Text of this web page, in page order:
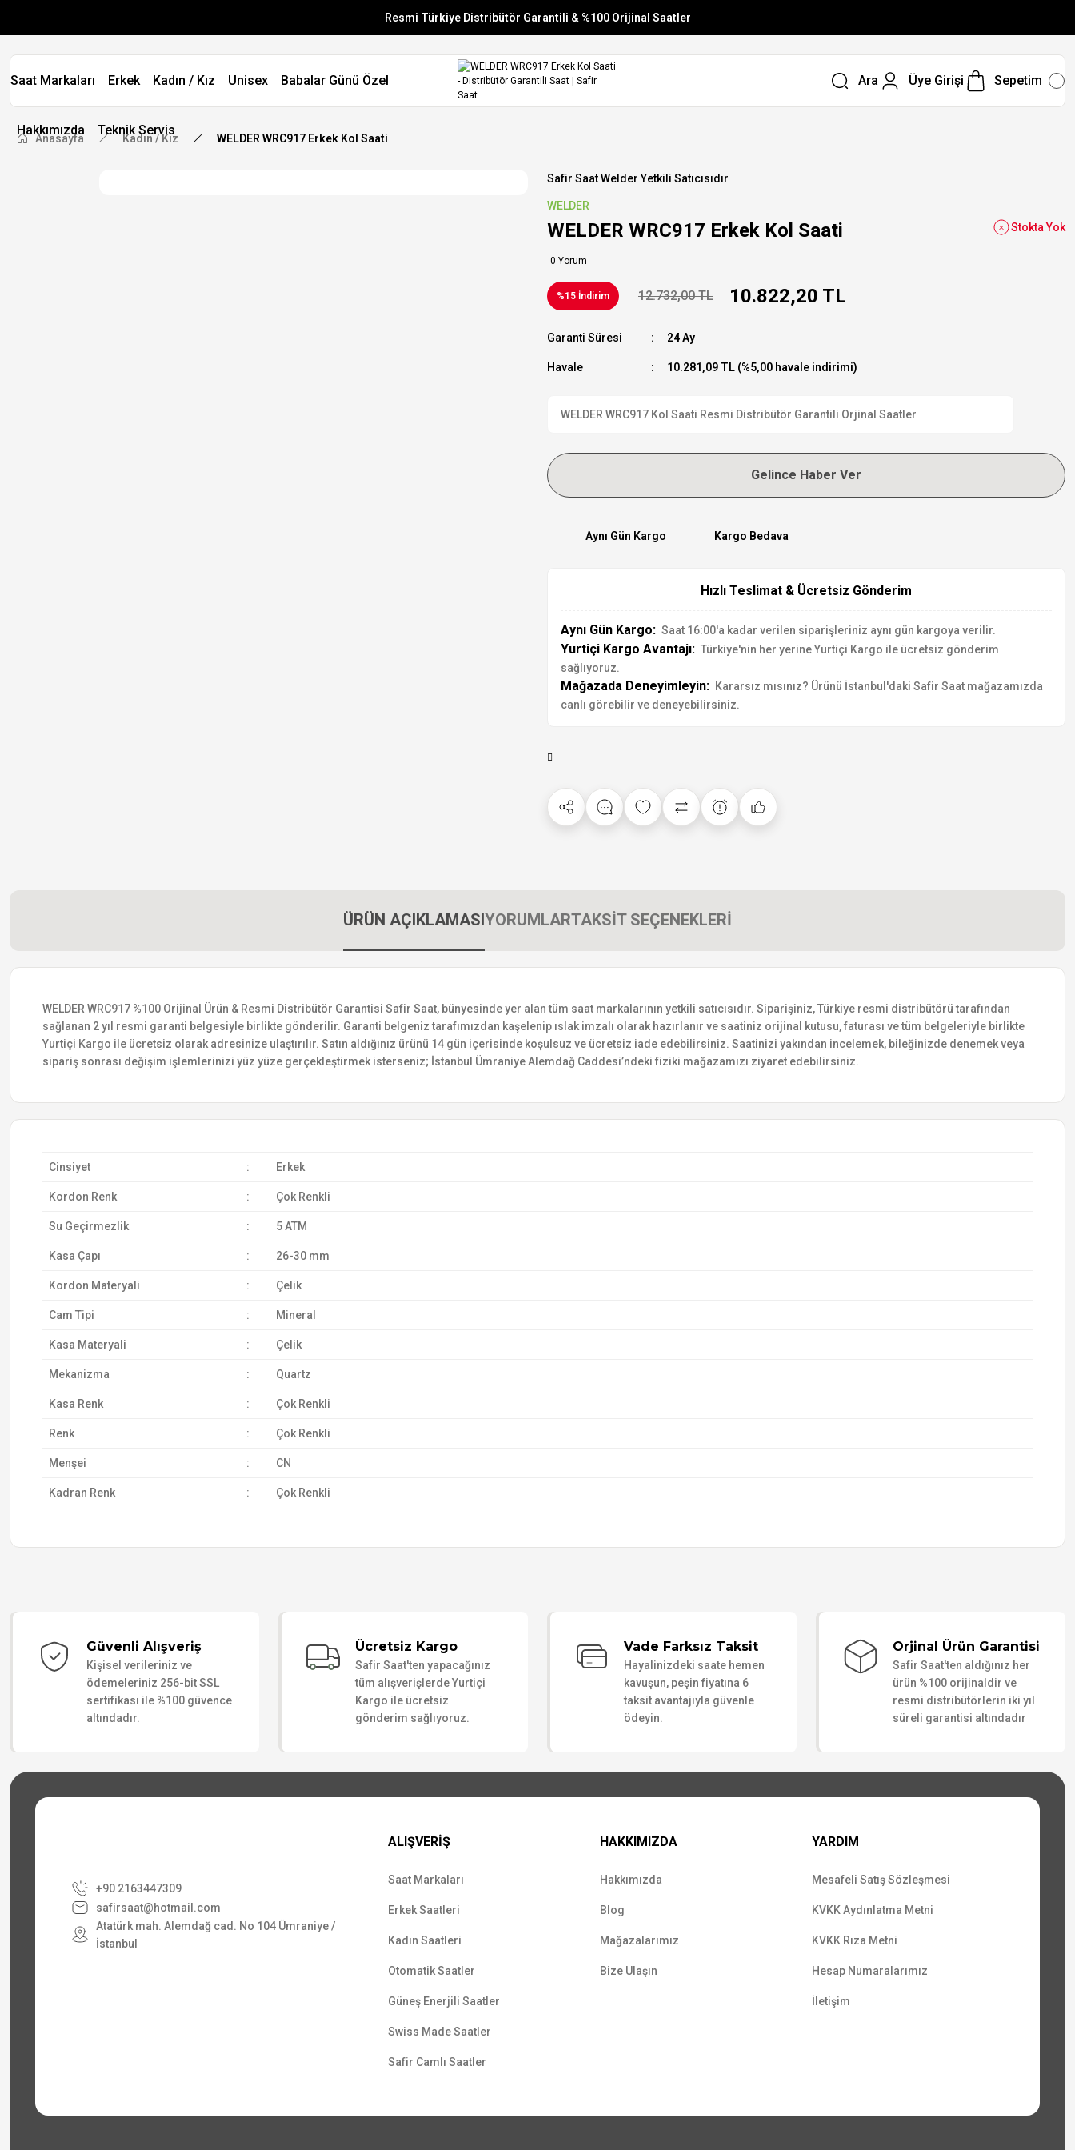
Resmi Türkiye Distribütör Garantili & %100 Orijinal Saatler
Vade Farksız 6 Taksit
Aynı Gün Stoktan Gönderim
Saat Markaları Erkek Kadın / Kız Unisex Babalar Günü Özel
Hakkımızda Teknik Servis
Ara Üye Girişi Sepetim
Anasayfa Kadın / Kız WELDER WRC917 Erkek Kol Saati
Safir Saat Welder Yetkili Satıcısıdır
WELDER
WELDER WRC917 Erkek Kol Saati
0 Yorum
Stokta Yok
%15 İndirim 12.732,00 TL 10.822,20 TL
Garanti Süresi 24 Ay
Havale 10.281,09 TL (%5,00 havale indirimi)
WELDER WRC917 Kol Saati Resmi Distribütör Garantili Orjinal Saatler
Gelince Haber Ver
Aynı Gün Kargo Kargo Bedava
Hızlı Teslimat & Ücretsiz Gönderim
Aynı Gün Kargo: Saat 16:00'a kadar verilen siparişleriniz aynı gün kargoya verilir.
Yurtiçi Kargo Avantajı: Türkiye'nin her yerine Yurtiçi Kargo ile ücretsiz gönderim
sağlıyoruz.
Mağazada Deneyimleyin: Kararsız mısınız? Ürünü İstanbul'daki Safir Saat mağazamızda
canlı görebilir ve deneyebilirsiniz.
ÜRÜN AÇIKLAMASIYORUMLARTAKSİT SEÇENEKLERİ
WELDER WRC917 %100 Orijinal Ürün & Resmi Distribütör Garantisi Safir Saat, bünyesinde yer alan tüm saat markalarının yetkili satıcısıdır. Siparişiniz, Türkiye resmi distribütörü tarafından
sağlanan 2 yıl resmi garanti belgesiyle birlikte gönderilir. Garanti belgeniz tarafımızdan kaşelenip ıslak imzalı olarak hazırlanır ve saatiniz orijinal kutusu, faturası ve tüm belgeleriyle birlikte
Yurtiçi Kargo ile ücretsiz olarak adresinize ulaştırılır. Satın aldığınız ürünü 14 gün içerisinde koşulsuz ve ücretsiz iade edebilirsiniz. Saatinizi yakından incelemek, bileğinizde denemek veya
sipariş sonrası değişim işlemlerinizi yüz yüze gerçekleştirmek isterseniz; İstanbul Ümraniye Alemdağ Caddesi’ndeki fiziki mağazamızı ziyaret edebilirsiniz.
Cinsiyet : Erkek
Kordon Renk : Çok Renkli
Su Geçirmezlik : 5 ATM
Kasa Çapı : 26-30 mm
Kordon Materyali : Çelik
Cam Tipi : Mineral
Kasa Materyali : Çelik
Mekanizma : Quartz
Kasa Renk : Çok Renkli
Renk : Çok Renkli
Menşei : CN
Kadran Renk : Çok Renkli
Güvenli Alışveriş
Kişisel verileriniz ve
ödemeleriniz 256-bit SSL
sertifikası ile %100 güvence
altındadır.
Ücretsiz Kargo
Safir Saat'ten yapacağınız
tüm alışverişlerde Yurtiçi
Kargo ile ücretsiz
gönderim sağlıyoruz.
Vade Farksız Taksit
Hayalinizdeki saate hemen
kavuşun, peşin fiyatına 6
taksit avantajıyla güvenle
ödeyin.
Orjinal Ürün Garantisi
Safir Saat'ten aldığınız her
ürün %100 orijinaldir ve
resmi distribütörlerin iki yıl
süreli garantisi altındadır
+90 2163447309
safirsaat@hotmail.com
Atatürk mah. Alemdağ cad. No 104 Ümraniye /
İstanbul
ALIŞVERİŞ
Saat Markaları
Erkek Saatleri
Kadın Saatleri
Otomatik Saatler
Güneş Enerjili Saatler
Swiss Made Saatler
Safir Camlı Saatler
HAKKIMIZDA
Hakkımızda
Blog
Mağazalarımız
Bize Ulaşın
YARDIM
Mesafeli Satış Sözleşmesi
KVKK Aydınlatma Metni
KVKK Rıza Metni
Hesap Numaralarımız
İletişim